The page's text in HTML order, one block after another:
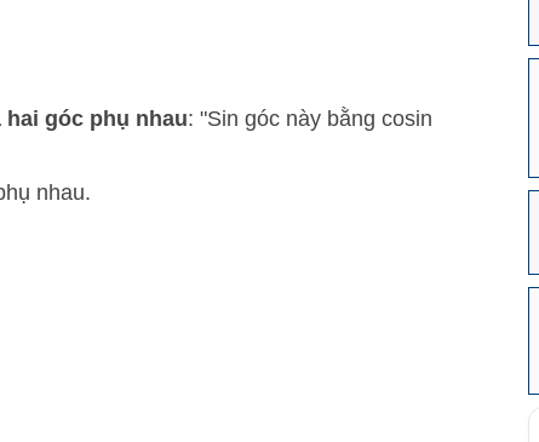
góc phụ nhau: "Sin góc này bằng cosin
nhau.